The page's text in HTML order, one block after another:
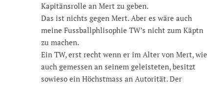
Kapitänsrolle an Mert zu geben.
Das ist nichts gegen Mert. Aber es wäre auch
meine Fussballphlisophie TW’s nicht zum Käptn
zu machen.
Ein TW, erst recht wenn er im Alter von Mert, wie
auch gemessen an seinem geleisteten, besitzt
sowieso ein Höchstmass an Autorität. Der